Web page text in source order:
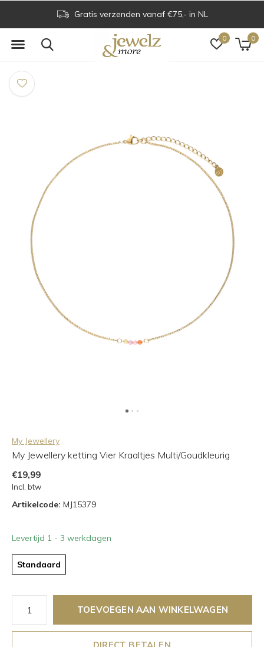
0 0
Gratis verzenden vanaf €75,- in NL
My Jewellery
My Jewellery ketting Vier Kraaltjes Multi/Goudkleurig
€19,99
Incl. btw
Artikelcode: MJ15379
Levertijd 1 - 3 werkdagen
Standaard
TOEVOEGEN AAN WINKELWAGEN